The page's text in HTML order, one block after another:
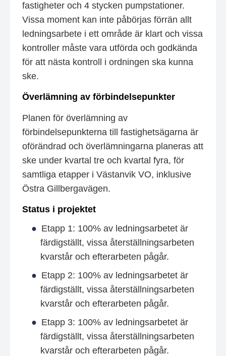
fastigheter och 4 stycken pumpstationer.
Vissa moment kan inte påbörjas förrän allt
ledningsarbete i ett område är klart och vissa
kontroller måste vara utförda och godkända
för att nästa kontroll i ordningen ska kunna
ske.
Överlämning av förbindelsepunkter
Planen för överlämning av
förbindelsepunkterna till fastighetsägarna är
oförändrad och överlämningarna planeras att
ske under kvartal tre och kvartal fyra, för
samtliga etapper i Västanvik VO, inklusive
Östra Gillbergavägen.
Status i projektet
Etapp 1: 100% av ledningsarbetet är
färdigställt, vissa återställningsarbeten
kvarstår och efterarbeten pågår.
Etapp 2: 100% av ledningsarbetet är
färdigställt, vissa återställningsarbeten
kvarstår och efterarbeten pågår.
Etapp 3: 100% av ledningsarbetet är
färdigställt, vissa återställningsarbeten
kvarstår och efterarbeten pågår.